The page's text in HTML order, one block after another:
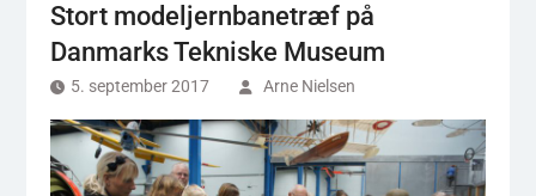
Stort modeljernbanetræf på
Danmarks Tekniske Museum
5. september 2017 Arne Nielsen